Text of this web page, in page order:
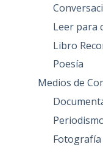
Leer para
Libro
Poesía
Medios de
Fotografía